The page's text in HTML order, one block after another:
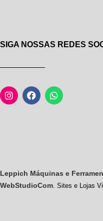
SIGA NOSSAS REDES
Leppich Máquinas e
WebStudioCom. Sites e Lojas